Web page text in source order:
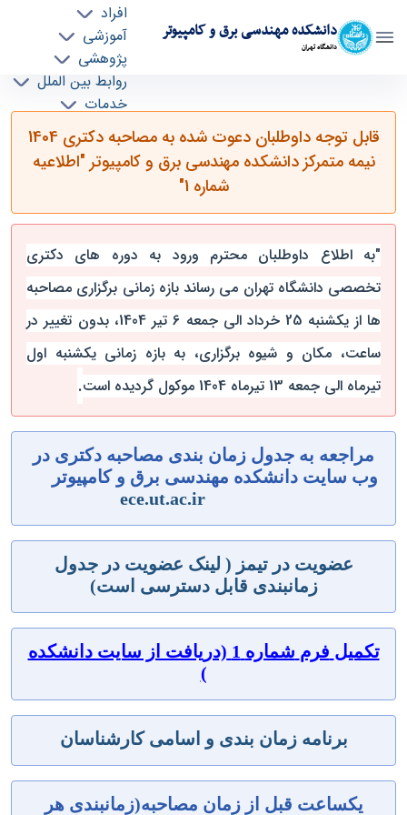
دانشکده مهندسی برق و کامپیوتر
دانشگاه تهران
افراد
آموزشی
پژوهشی
روابط بین الملل
خدمات
جذب نیرو
قابل توجه داوطلبان دعوت شده به مصاحبه دکتری
1404 نیمه متمرکز دانشکده مهندسی برق و کامپیوتر
"اطلاعیه شماره 1" - ece- دانشکده مهندسی برق و
کامپیوتر
قابل توجه داوطلبان دعوت شده به مصاحبه دکتری 1404
نیمه متمرکز دانشکده مهندسی برق و کامپیوتر "اطلاعیه
شماره 1"
"به اطلاع داوطلبان محترم ورود به دوره های دکتری
تخصصی دانشگاه تهران می رساند بازه زمانی برگزاری مصاحبه
ها از یکشنبه 25 خرداد الی جمعه 6 تیر 1404، بدون تغییر در
ساعت، مکان و شیوه برگزاری، به بازه زمانی یکشنبه اول
تیرماه الی جمعه 13 تیرماه 1404 موکول گردیده است
.
مراجعه به جدول زمان بندی مصاحبه دکتری در
وب سایت دانشکده مهندسی برق و کامپیوتر
ece.ut.ac.ir
عضویت در تیمز ( لینک عضویت در جدول
زمانبندی قابل دسترسی است)
تکمیل فرم شماره 1 (دریافت از سایت دانشکده
)
برنامه زمان بندی و اسامی کارشناسان
یکساعت قبل از زمان مصاحبه(زمانبندی هر